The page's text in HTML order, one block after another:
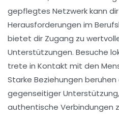
gepflegtes Netzwerk kann
Herausforderungen im
bietet dir Zugang zu
Unterstützungen. Besuche
trete in Kontakt mit den
Starke Beziehungen beruhen
gegenseitiger Unterstützung
authentische Verbindungen